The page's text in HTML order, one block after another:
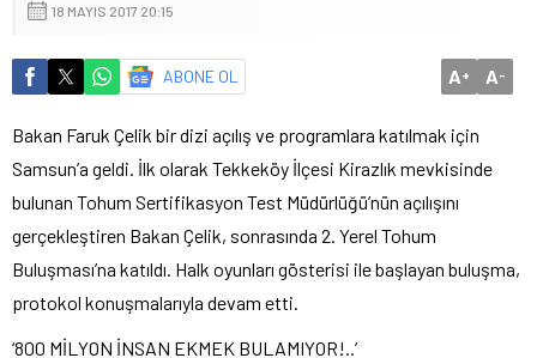
18 MAYIS 2017 20:15
ABONE OL A+ A-
Bakan Faruk Çelik bir dizi açılış ve programlara katılmak için
Samsun’a geldi. İlk olarak Tekkeköy İlçesi Kirazlık mevkisinde
bulunan Tohum Sertifikasyon Test Müdürlüğü’nün açılışını
gerçekleştiren Bakan Çelik, sonrasında 2. Yerel Tohum
Buluşması’na katıldı. Halk oyunları gösterisi ile başlayan buluşma,
protokol konuşmalarıyla devam etti.
‘800 MİLYON İNSAN EKMEK BULAMIYOR!..’